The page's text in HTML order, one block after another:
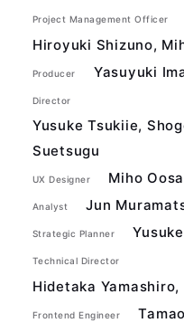
Project Management Officer
Hiroyuki Shizuno,
Producer Yasuyuki
Director
Yusuke Tsukiie,
Suetsugu
UX Designer Miho
Analyst Jun
Strategic Planner
Technical Director
Hidetaka Yamashiro,
Frontend Engineer